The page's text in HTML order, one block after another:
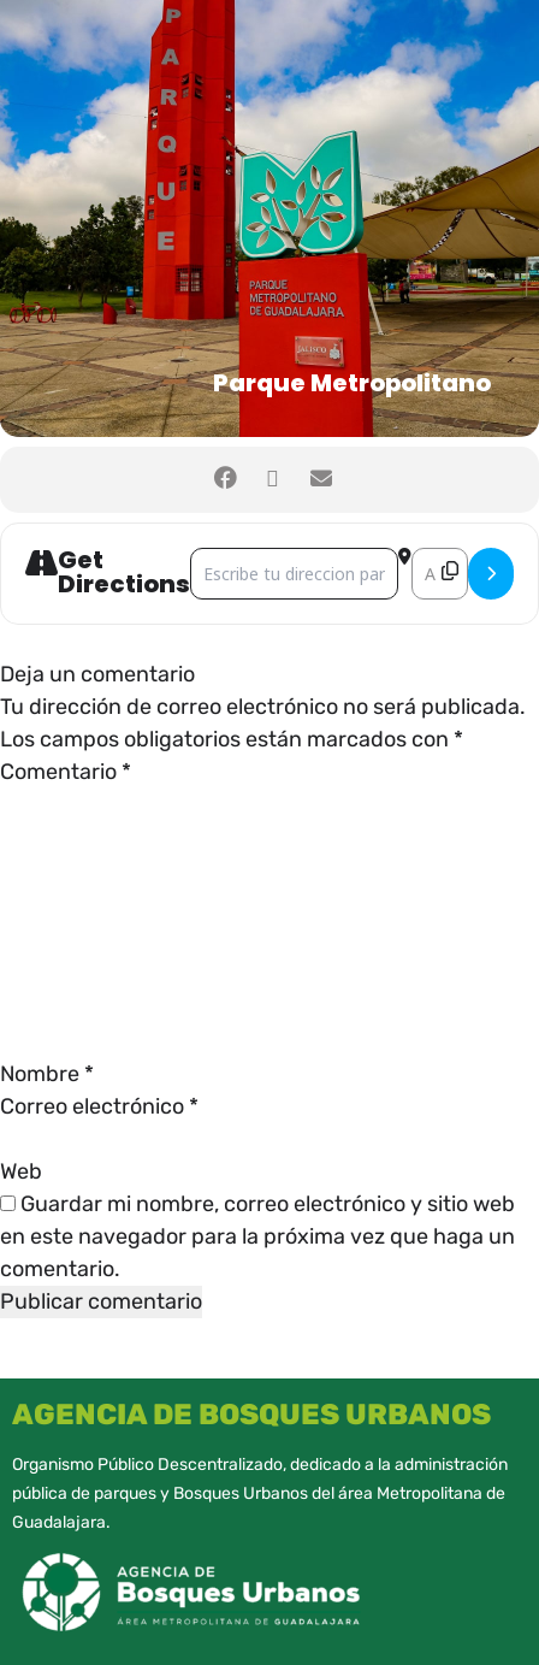
Parque Metropolitano
Get
Directions
Address - CINEMALIVE [] Destination
Deja un comentario
Tu dirección de correo electrónico no será publicada.
Los campos obligatorios están marcados con *
Comentario *
Nombre *
Correo electrónico *
Web
Guardar mi nombre, correo electrónico y sitio web
en este navegador para la próxima vez que haga un
comentario.
AGENCIA DE BOSQUES URBANOS
Organismo Público Descentralizado, dedicado a la administración
pública de parques y Bosques Urbanos del área Metropolitana de
Guadalajara.